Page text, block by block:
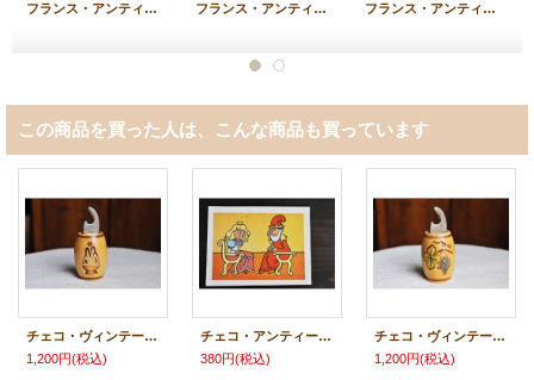
フランス・アンティークスタンプ/帽子 フランス・アンティーク イニシャルスタンプ/D フランス・アンティーク子供スタンプ横長/カメ
この商品を買った人は、こんな商品も買っています
チェコ・ヴィンテージ 樽型栓抜き/Trenc Teplice
1,200円(税込)
チェコ・アンティークポストカード/お姫様？
380円(税込)
チェコ・ヴィンテージ 樽型栓抜き/ぶどう
1,200円(税込)